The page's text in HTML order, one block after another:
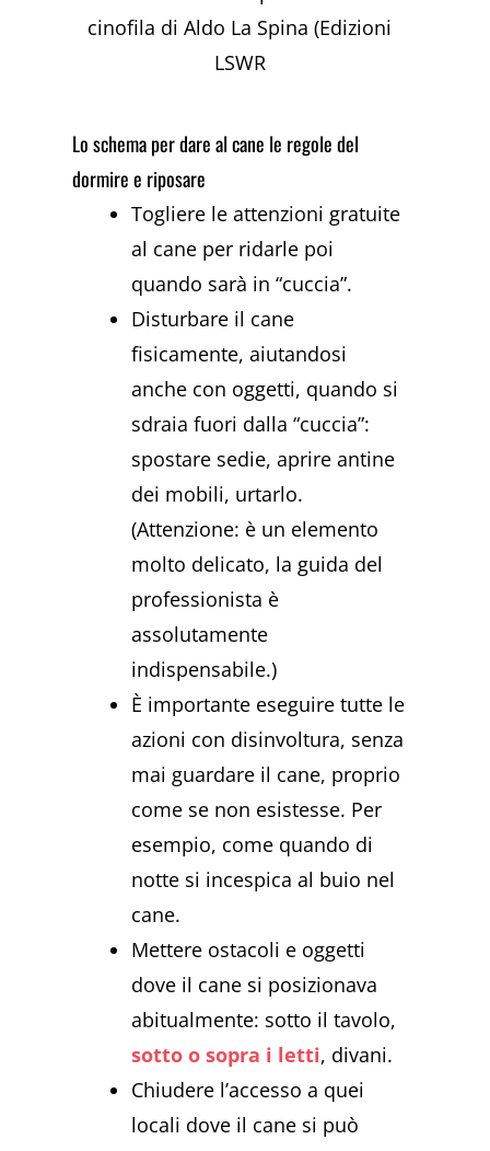
cinofila di Aldo La Spina (Edizioni
LSWR
Lo schema per dare al cane le regole del
dormire e riposare
Togliere le attenzioni gratuite
al cane per ridarle poi
quando sarà in “cuccia”.
Disturbare il cane
fisicamente, aiutandosi
anche con oggetti, quando si
sdraia fuori dalla “cuccia”:
spostare sedie, aprire antine
dei mobili, urtarlo.
(Attenzione: è un elemento
molto delicato, la guida del
professionista è
assolutamente
indispensabile.)
È importante eseguire tutte le
azioni con disinvoltura, senza
mai guardare il cane, proprio
come se non esistesse. Per
esempio, come quando di
notte si incespica al buio nel
cane.
Mettere ostacoli e oggetti
dove il cane si posizionava
abitualmente: sotto il tavolo,
sotto o sopra i letti, divani.
Chiudere l’accesso a quei
locali dove il cane si può